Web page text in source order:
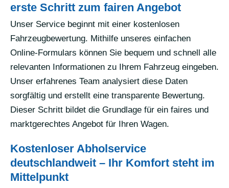
erste Schritt zum fairen Angebot
Unser Service beginnt mit einer kostenlosen
Fahrzeugbewertung. Mithilfe unseres einfachen
Online-Formulars können Sie bequem und schnell alle
relevanten Informationen zu Ihrem Fahrzeug eingeben.
Unser erfahrenes Team analysiert diese Daten
sorgfältig und erstellt eine transparente Bewertung.
Dieser Schritt bildet die Grundlage für ein faires und
marktgerechtes Angebot für Ihren Wagen.
Kostenloser Abholservice
deutschlandweit – Ihr Komfort steht im
Mittelpunkt